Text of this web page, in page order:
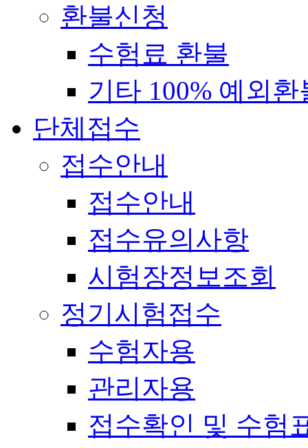
환불신청
수험료 환불
기타 100% 예외환
단체접수
접수안내
접수안내
접수유의사항
시험장정보조회
정기시험접수
수험자용
관리자용
접수확인 및 수험